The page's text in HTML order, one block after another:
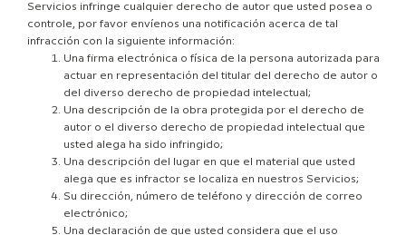
Servicios infringe cualquier derecho de autor que usted posea o
controle, por favor envíenos una notificación acerca de tal
infracción con la siguiente información:
Una firma electrónica o física de la persona autorizada para
actuar en representación del titular del derecho de autor o
del diverso derecho de propiedad intelectual;
Una descripción de la obra protegida por el derecho de
autor o el diverso derecho de propiedad intelectual que
usted alega ha sido infringido;
Una descripción del lugar en que el material que usted
alega que es infractor se localiza en nuestros Servicios;
Su dirección, número de teléfono y dirección de correo
electrónico;
Una declaración de que usted considera que el uso